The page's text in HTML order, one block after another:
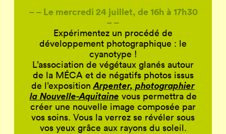
– – Le mercredi 24 juillet, de 16h à 17h30
– –
Expérimentez un procédé de
développement photographique : le
cyanotype !
L’association de végétaux glanés autour
de la MÉCA et de négatifs photos issus
de l’expositionArpenter, photographier
la Nouvelle-Aquitaine vous permettra de
créer une nouvelle image composée par
vos soins. Vous la verrez se révéler sous
vos yeux grâce aux rayons du soleil.